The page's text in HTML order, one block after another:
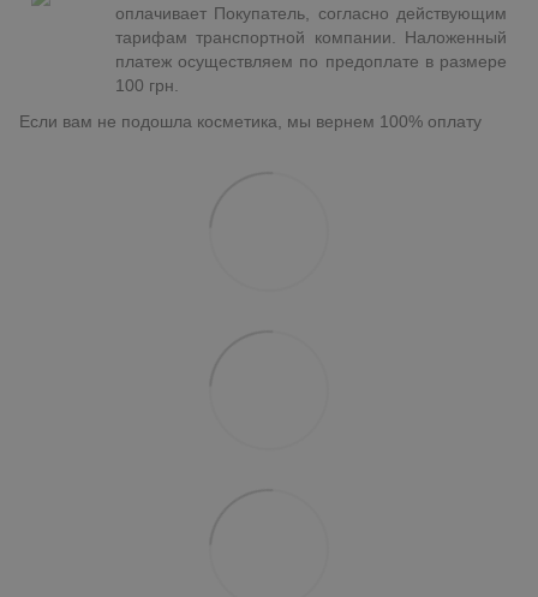
оплачивает Покупатель, согласно действующим
тарифам транспортной компании. Наложенный
платеж осуществляем по предоплате в размере
100 грн.
Если вам не подошла косметика, мы вернем 100% оплату